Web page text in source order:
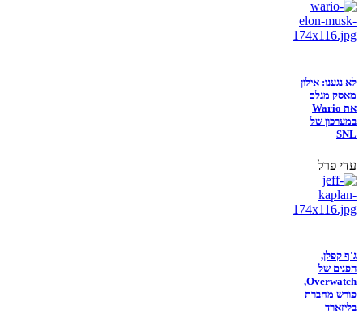
לא נגענו: אילון
מאסק מגלם
את Wario
במערכון של
SNL
עדי פרל
ג'ף קפלן,
הפנים של
Overwatch,
פורש מחברת
בליזארד